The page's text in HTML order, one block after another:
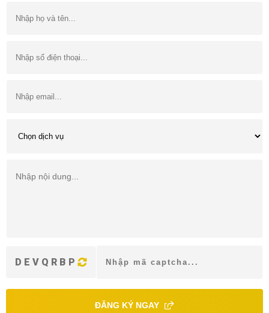
DEVQRBP
ĐĂNG KÝ NGAY